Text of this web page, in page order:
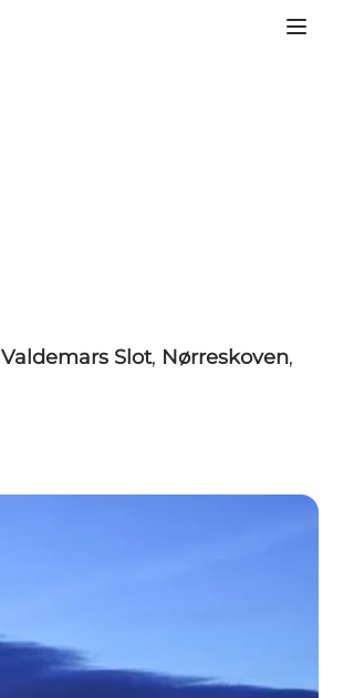
Valdemars Slot, Nørreskoven,